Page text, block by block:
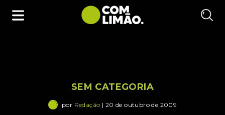
SEM CATEGORIA
por Redação | 20 de outubro de 2009